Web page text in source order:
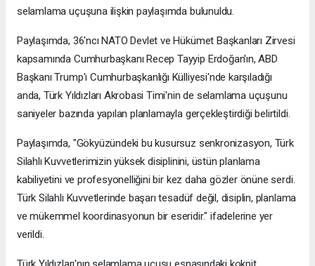
selamlama uçuşuna ilişkin paylaşımda bulunuldu.
Paylaşımda, 36'ncı NATO Devlet ve Hükümet Başkanları Zirvesi
kapsamında Cumhurbaşkanı Recep Tayyip Erdoğan'ın, ABD
Başkanı Trump'ı Cumhurbaşkanlığı Külliyesi'nde karşıladığı
anda, Türk Yıldızları Akrobasi Timi'nin de selamlama uçuşunu
saniyeler bazında yapılan planlamayla gerçekleştirdiği belirtildi.
Paylaşımda, "Gökyüzündeki bu kusursuz senkronizasyon, Türk
Silahlı Kuvvetlerimizin yüksek disiplinini, üstün planlama
kabiliyetini ve profesyonelliğini bir kez daha gözler önüne serdi.
Türk Silahlı Kuvvetlerinde başarı tesadüf değil, disiplin, planlama
ve mükemmel koordinasyonun bir eseridir." ifadelerine yer
verildi.